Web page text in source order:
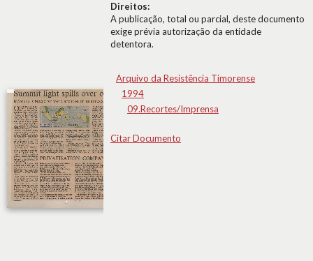
Direitos:
A publicação, total ou parcial, deste documento
exige prévia autorização da entidade
detentora.
Arquivo da Resistência Timorense
1994
09.Recortes/Imprensa
Citar Documento